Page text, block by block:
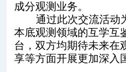
成分观测业务。
通过此次交流活动
本底观测领域的互学互
台，双方均期待未来在
享等方面开展更加深入